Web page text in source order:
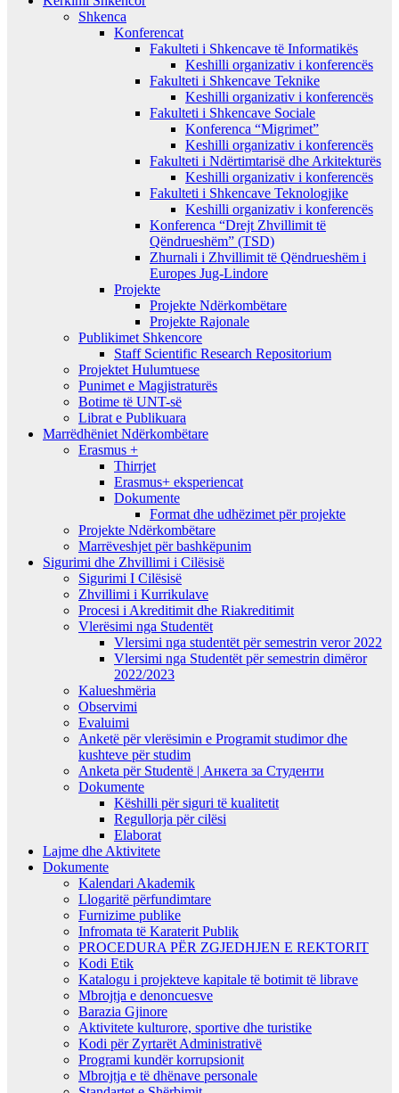
Shkenca
Konferencat
Fakulteti i Shkencave të Informatikës
Keshilli organizativ i konferencës
Fakulteti i Shkencave Teknike
Keshilli organizativ i konferencës
Fakulteti i Shkencave Sociale
Konferenca “Migrimet”
Keshilli organizativ i konferencës
Fakulteti i Ndërtimtarisë dhe Arkitekturës
Keshilli organizativ i konferencës
Fakulteti i Shkencave Teknologjike
Keshilli organizativ i konferencës
Konferenca “Drejt Zhvillimit të
Qëndrueshëm” (TSD)
Zhurnali i Zhvillimit të Qëndrueshëm i
Europes Jug-Lindore
Projekte
Projekte Ndërkombëtare
Projekte Rajonale
Publikimet Shkencore
Staff Scientific Research Repositorium
Projektet Hulumtuese
Punimet e Magjistraturës
Botime të UNT-së
Librat e Publikuara
Marrëdhëniet Ndërkombëtare
Erasmus +
Thirrjet
Erasmus+ eksperiencat
Dokumente
Format dhe udhëzimet për projekte
Projekte Ndërkombëtare
Marrëveshjet për bashkëpunim
Sigurimi dhe Zhvillimi i Cilësisë
Sigurimi I Cilësisë
Zhvillimi i Kurrikulave
Procesi i Akreditimit dhe Riakreditimit
Vlerësimi nga Studentët
Vlersimi nga studentët për semestrin veror 2022
Vlersimi nga Studentët për semestrin dimëror
2022/2023
Kalueshmëria
Observimi
Evaluimi
Anketë për vlerësimin e Programit studimor dhe
kushteve për studim
Anketa për Studentë | Анкета за Студенти
Dokumente
Këshilli për siguri të kualitetit
Regullorja për cilësi
Elaborat
Lajme dhe Aktivitete
Dokumente
Kalendari Akademik
Llogaritë përfundimtare
Furnizime publike
Infromata të Karaterit Publik
PROCEDURA PËR ZGJEDHJEN E REKTORIT
Kodi Etik
Katalogu i projekteve kapitale të botimit të librave
Mbrojtja e denoncuesve
Barazia Gjinore
Aktivitete kulturore, sportive dhe turistike
Kodi për Zyrtarët Administrativë
Programi kundër korrupsionit
Mbrojtja e të dhënave personale